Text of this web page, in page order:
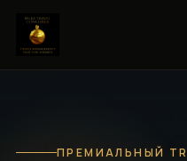
ПРЕМИАЛЬНЫЙ